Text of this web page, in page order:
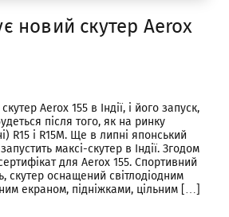
новий скутер Aerox
Aerox 155 в Індії, і його запуск,
після того, як на ринку
R15 і R15M. Ще в липні японський
максі-скутер в Індії. Згодом
для Aerox 155. Спортивний
скутер оснащений світлодіодним
екраном, підніжками, цільним […]